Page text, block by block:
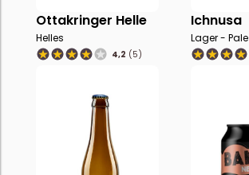
Ottakringer Helle
Helles
4,2 (5)
Ichnusa
Lager - Pale